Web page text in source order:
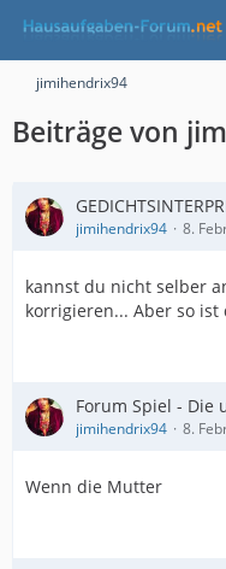
jimihendrix94
Beiträge von
jimihendrix94 8.
kannst du nicht selber
korrigieren... Aber so ist
Forum Spiel - Die
jimihendrix94 8.
Wenn die Mutter